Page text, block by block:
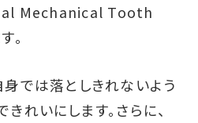
Mechanical Tooth
。
では落としきれないよう
れいにします。さらに、